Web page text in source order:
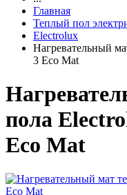
Главная
Теплый пол
Electrolux
Нагревательный
3 Eco Mat
пола
Eco Mat